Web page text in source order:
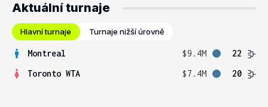
Aktuální turnaje
Hlavní turnaje Turnaje nižší úrovně
Montreal $9.4M
22
Toronto WTA
$7.4M 20